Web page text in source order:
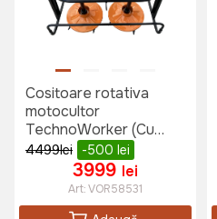
Cositoare rotativa
motocultor
TechnoWorker (Cu
reductor)
4499lei -500 lei
3999 lei
Art:VOR58531